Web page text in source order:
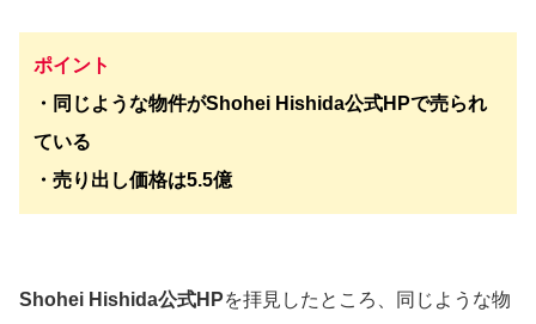
ポイント
・同じような物件がShohei Hishida公式HPで売られ
ている
・売り出し価格は5.5億
Shohei Hishida公式HPを拝見したところ、同じような物